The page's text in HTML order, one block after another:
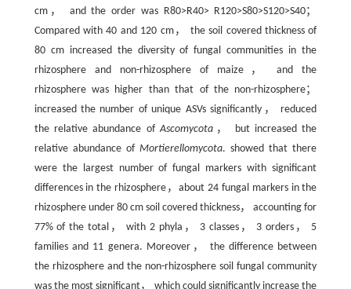
cm， and the order was R80>R40> R120>S80>S120>S40；
Compared with 40 and 120 cm， the soil covered thickness of
80 cm increased the diversity of fungal communities in the
rhizosphere and non-rhizosphere of maize， and the
rhizosphere was higher than that of the non-rhizosphere；
increased the number of unique ASVs significantly， reduced
the relative abundance ofAscomycota ， but increased the
relative abundance of Mortierellomycota. showed that there
were the largest number of fungal markers with significant
differences in the rhizosphere，about 24 fungal markers in the
rhizosphere under 80 cm soil covered thickness， accounting for
77% of the total， with 2 phyla， 3 classes， 3 orders， 5
families and 11 genera. Moreover， the difference between
the rhizosphere and the non-rhizosphere soil fungal community
was the most significant， which could significantly increase the